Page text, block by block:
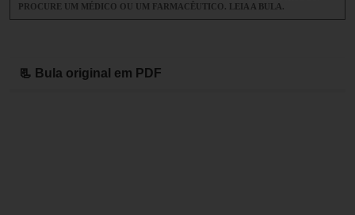
PROCURE UM MÉDICO OU UM FARMACÊUTICO. LEIA A BULA.
📃 Bula original em PDF